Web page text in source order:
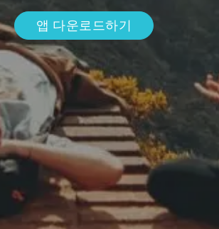
앱 다운로드하기